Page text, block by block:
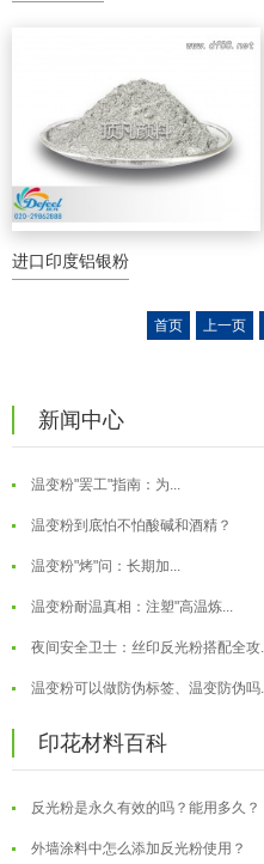
进口印度铝银粉
首页 上一页
新闻中心
温变粉可以做防伪标签、温变防伪吗...
温变粉适合做热变还是冷变？
温变粉"罢工"指南：为...
温变粉到底怕不怕酸碱和酒精？
温变粉"烤"问：长期加...
温变粉耐温真相：注塑"高温炼...
夜间安全卫士：丝印反光粉搭配全攻...
温变粉可以做防伪标签、温变防伪吗...
温变粉保质期有多久？开封后如何保...
温变粉大批量保存指南｜做对这几步...
印花材料百科
温变粉丝印到底用多少目网版？这篇...
反光粉太久不用结块要怎么处理？
印花温变粉最适合用在什么行业上呢...
反光粉是永久有效的吗？能用多久？
外墙涂料中怎么添加反光粉使用？